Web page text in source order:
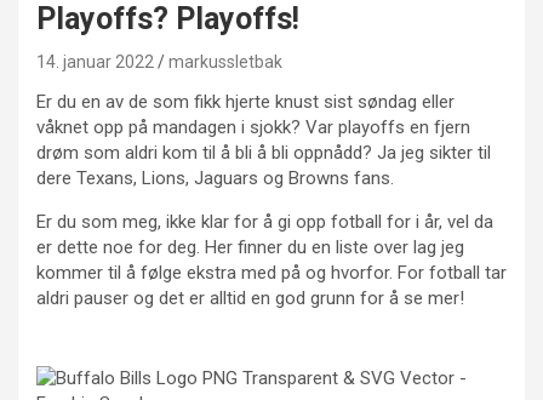
Playoffs? Playoffs!
14. januar 2022 markussletbak
Er du en av de som fikk hjerte knust sist søndag eller
våknet opp på mandagen i sjokk? Var playoffs en fjern
drøm som aldri kom til å bli å bli oppnådd? Ja jeg sikter til
dere Texans, Lions, Jaguars og Browns fans.
Er du som meg, ikke klar for å gi opp fotball for i år, vel da
er dette noe for deg. Her finner du en liste over lag jeg
kommer til å følge ekstra med på og hvorfor. For fotball tar
aldri pauser og det er alltid en god grunn for å se mer!